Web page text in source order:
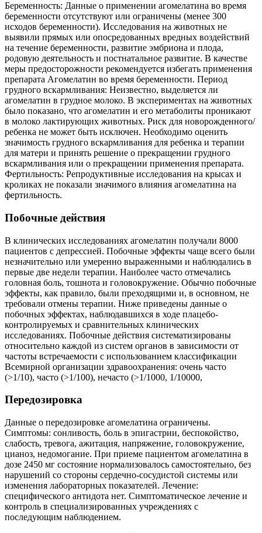
Беременность: Данные о применении агомелатина во время
беременности отсутствуют или ограничены (менее 300
исходов беременности). Исследования на животных не
выявили прямых или опосредованных вредных воздействий
на течение беременности, развитие эмбриона и плода,
родовую деятельность и постнатальное развитие. В качестве
меры предосторожности рекомендуется избегать применения
препарата Агомелатин во время беременности. Период
грудного вскармливания: Неизвестно, выделяется ли
агомелатин в грудное молоко. В экспериментах на животных
было показано, что агомелатин и его метаболиты проникают
в молоко лактирующих животных. Риск для новорожденного/
ребенка не может быть исключен. Необходимо оценить
значимость грудного вскармливания для ребенка и терапии
для матери и принять решение о прекращении грудного
вскармливания или о прекращении применения препарата.
Фертильность: Репродуктивные исследования на крысах и
кроликах не показали значимого влияния агомелатина на
фертильность.
Побочные действия
В клинических исследованиях агомелатин получали 8000
пациентов с депрессией. Побочные эффекты чаще всего были
незначительно или умеренно выраженными и наблюдались в
первые две недели терапии. Наиболее часто отмечались
головная боль, тошнота и головокружение. Обычно побочные
эффекты, как правило, были преходящими и, в основном, не
требовали отмены терапии. Ниже приведены данные о
побочных эффектах, наблюдавшихся в ходе плацебо-
контролируемых и сравнительных клинических
исследованиях. Побочные действия систематизированы
относительно каждой из систем органов в зависимости от
частоты встречаемости с использованием классификации
Всемирной организации здравоохранения: очень часто
(>1/10), часто (>1/100), нечасто (>1/1000, 1/10000,
Передозировка
Данные о передозировке агомелатина ограничены.
Симптомы: сонливость, боль в эпигастрии, беспокойство,
слабость, тревога, ажитация, напряжение, головокружение,
цианоз, недомогание. При приеме пациентом агомелатина в
дозе 2450 мг состояние нормализовалось самостоятельно, без
нарушений со стороны сердечно-сосудистой системы или
изменения лабораторных показателей. Лечение:
специфического антидота нет. Симптоматическое лечение и
контроль в специализированных учреждениях с
последующим наблюдением.